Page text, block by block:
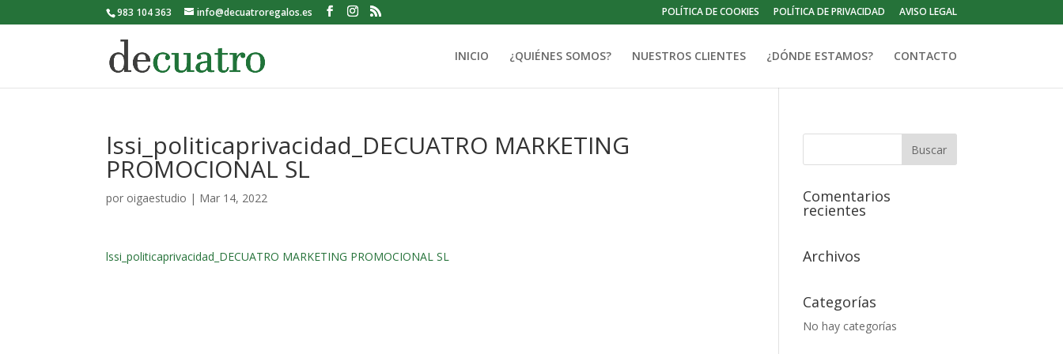
983 104 363 info@decuatroregalos.es POLÍTICA DE COOKIES POLÍTICA DE PRIVACIDAD AVISO LEGAL
INICIO ¿QUIÉNES SOMOS? NUESTROS CLIENTES ¿DÓNDE ESTAMOS? CONTACTO
lssi_politicaprivacidad_DECUATRO MARKETING
PROMOCIONAL SL
por oigaestudio | Mar 14, 2022
lssi_politicaprivacidad_DECUATRO MARKETING PROMOCIONAL SL
Comentarios
recientes
Archivos
Categorías
No hay categorías